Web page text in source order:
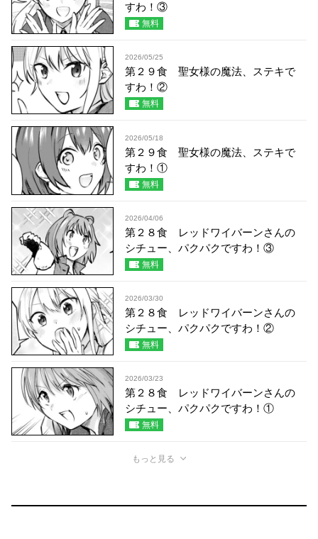
すわ！③
無料
2026/05/25
第２９食 聖女様の魔法、ステキで
すわ！②
無料
2026/05/18
第２９食 聖女様の魔法、ステキで
すわ！①
無料
2026/04/06
第２８食 レッドワイバーンさんの
シチュー、パクパクですわ！③
無料
2026/03/30
第２８食 レッドワイバーンさんの
シチュー、パクパクですわ！②
無料
2026/03/23
第２８食 レッドワイバーンさんの
シチュー、パクパクですわ！①
無料
もっと見る